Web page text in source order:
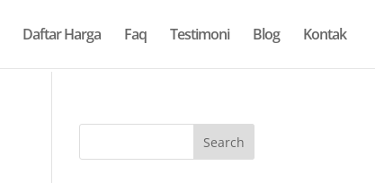
Daftar Harga Faq Testimoni Blog Kontak